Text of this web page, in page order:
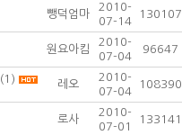
뺑덕엄마
2010-
07-14
130107
원요아킴
2010-
07-04
96647
(1) 레오
2010-
07-04
108390
로사
2010-
07-01
133141